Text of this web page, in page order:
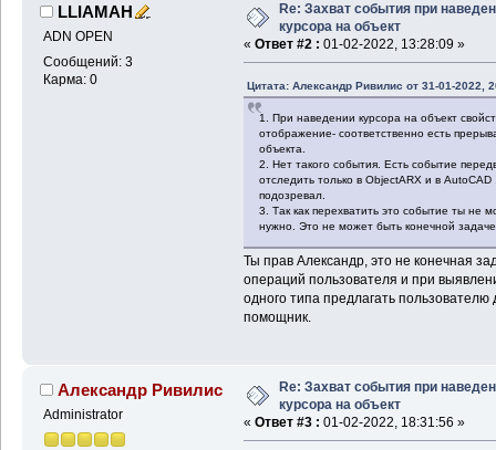
LLIAMAH
ADN OPEN
Сообщений: 3
Карма: 0
Re: Захват события при
курсора на объект
« Ответ #2 : 01-02-2022, 13:28:09 »
Цитата: Александр Ривилис от 31-01-2022,
1. При наведении курсора на объект
отображение- соответственно есть
объекта.
2. Нет такого события. Есть событие
отследить только в ObjectARX и в
подозревал.
3. Так как перехватить это событие ты не
нужно. Это не может быть конечной
Ты прав Александр, это не конечная
операций пользователя и при
одного типа предлагать пользователю
помощник.
Александр Ривилис
Administrator
Re: Захват события при
курсора на объект
« Ответ #3 : 01-02-2022, 18:31:56 »